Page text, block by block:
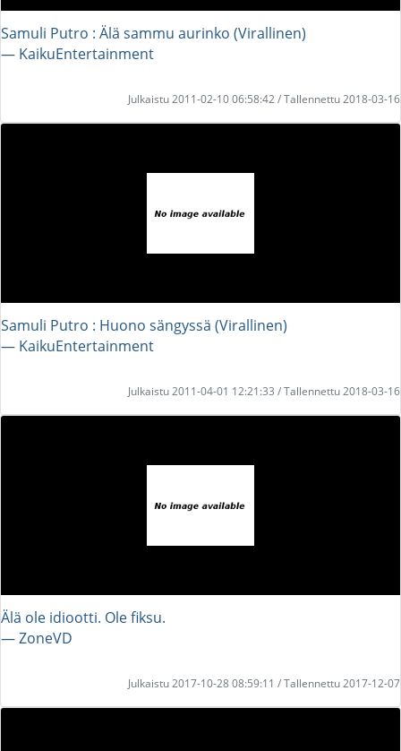
Samuli Putro : Älä sammu aurinko (Virallinen)
― KaikuEntertainment
Julkaistu 2011-02-10 06:58:42 / Tallennettu 2018-03-16
Samuli Putro : Huono sängyssä (Virallinen)
― KaikuEntertainment
Julkaistu 2011-04-01 12:21:33 / Tallennettu 2018-03-16
Älä ole idiootti. Ole fiksu.
― ZoneVD
Julkaistu 2017-10-28 08:59:11 / Tallennettu 2017-12-07